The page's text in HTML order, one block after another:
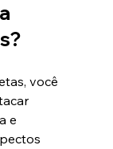
você
e